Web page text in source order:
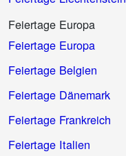
Feiertage Europa
Feiertage Europa
Feiertage Belgien
Feiertage Dänemark
Feiertage Frankreich
Feiertage Italien